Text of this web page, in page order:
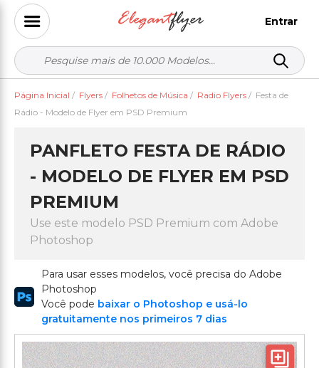
Entrar
Página Inicial / Flyers / Folhetos de Música / Radio Flyers / Festa de
Rádio - Modelo de Flyer em PSD Premium
PANFLETO FESTA DE RÁDIO
- MODELO DE FLYER EM PSD
PREMIUM
Use este modelo PSD Premium com Adobe
Photoshop
Para usar esses modelos, você precisa do Adobe
Photoshop
Você pode baixar o Photoshop e usá-lo
gratuitamente nos primeiros 7 dias